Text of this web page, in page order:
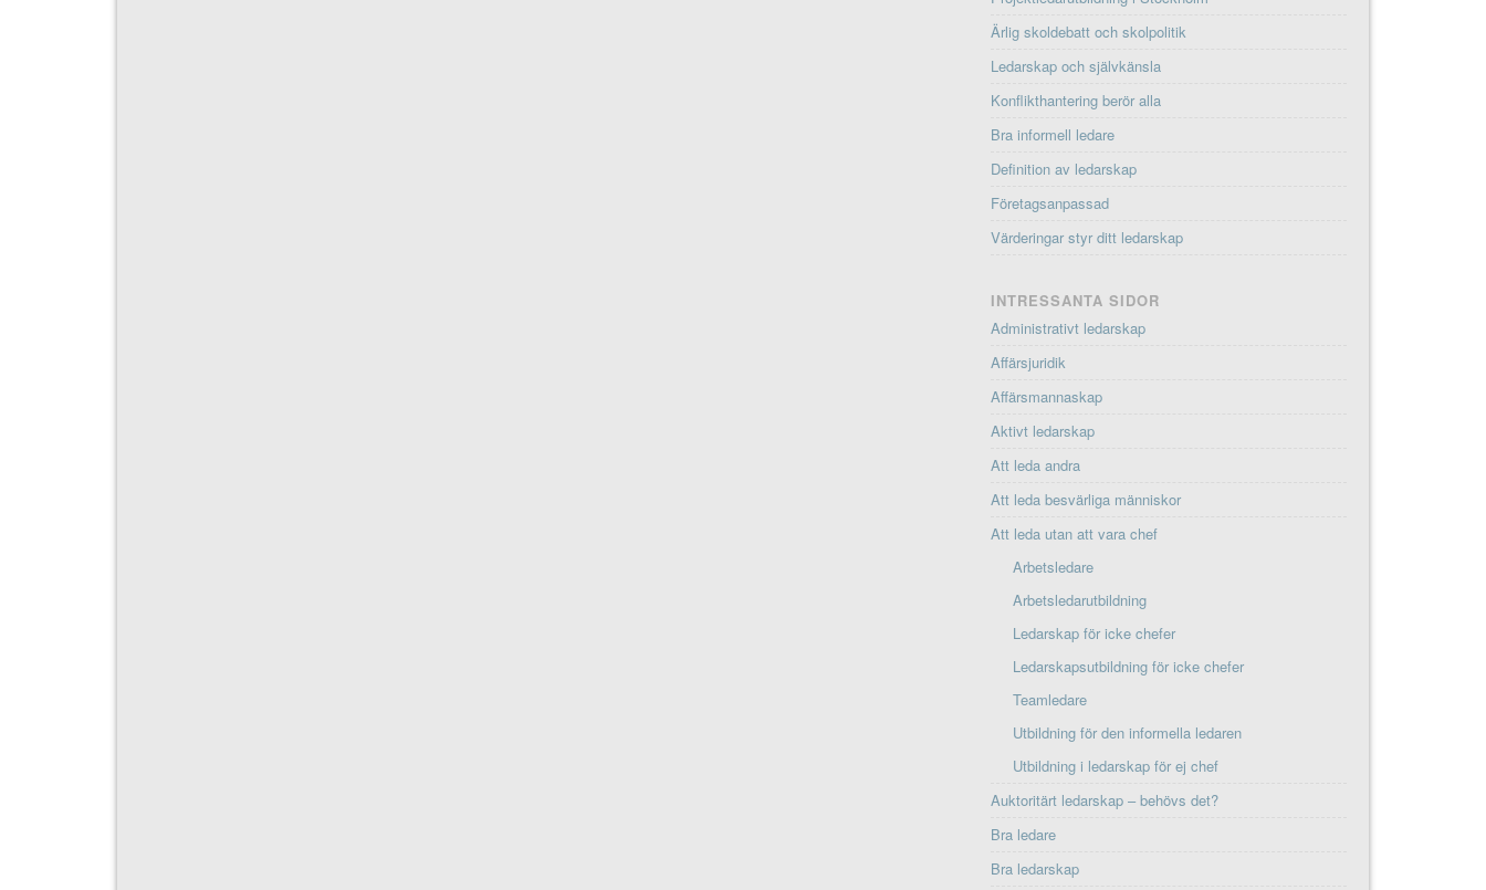
Ärlig skoldebatt och skolpolitik
Ledarskap och självkänsla
Konflikthantering berör alla
Bra informell ledare
Definition av ledarskap
Företagsanpassad
Värderingar styr ditt ledarskap
INTRESSANTA SIDOR
Administrativt ledarskap
Affärsjuridik
Affärsmannaskap
Aktivt ledarskap
Att leda andra
Att leda besvärliga människor
Att leda utan att vara chef
Arbetsledare
Arbetsledarutbildning
Ledarskap för icke chefer
Ledarskapsutbildning för icke chefer
Teamledare
Utbildning för den informella ledaren
Utbildning i ledarskap för ej chef
Auktoritärt ledarskap – behövs det?
Bra ledare
Bra ledarskap